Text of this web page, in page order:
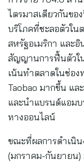
ไตรมาสเดียวกันขอ
บริโภคที่ชะลอตัวใน
สหรัฐอเมริกา และอิ
สัญญานการฟื้นตัวใ
เน้นทำตลาดในช่อง
Taobao มากขึ้น แ
และนำแบรนด์แอมบ
ทางออนไลน์
ขณะที่ผลการดำเนิน
(มกราคม-กันยายน)